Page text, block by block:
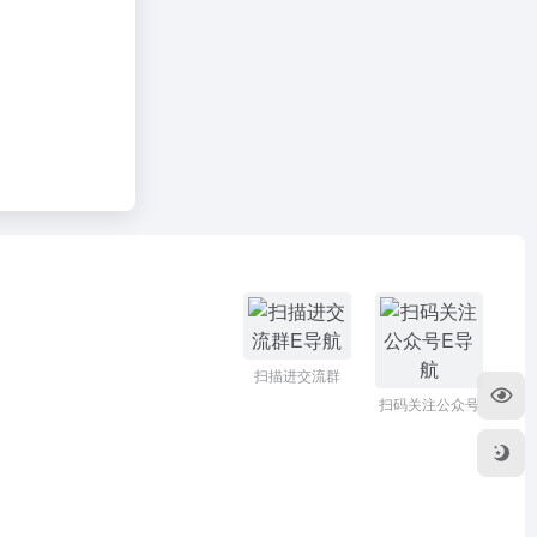
扫描进交流群
扫码关注公众号